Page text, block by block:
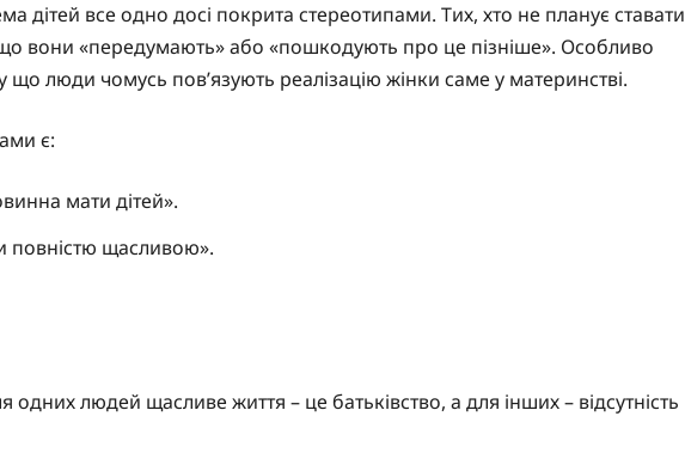
дітей все одно досі покрита стереотипами. Тих, хто не планує ставати
вони «передумають» або «пошкодують про це пізніше». Особливо
що люди чомусь пов’язують реалізацію жінки саме у материнстві.
є:
мати дітей».
повністю щасливою».
людей щасливе життя – це батьківство, а для інших – відсутність